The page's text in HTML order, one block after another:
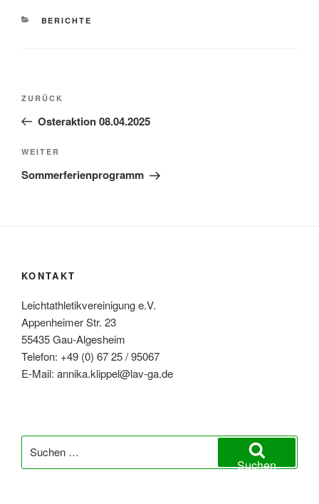
KATEGORIEN
BERICHTE
Beitragsnavigation
Vorheriger
Beitrag
ZURÜCK
Osteraktion 08.04.2025
Nächster
Beitrag
WEITER
Sommerferienprogramm
KONTAKT
Leichtathletikvereinigung e.V.
Appenheimer Str. 23
55435 Gau-Algesheim
Telefon: +49 (0) 67 25 / 95067
E-Mail: annika.klippel@lav-ga.de
nach:
Suchen